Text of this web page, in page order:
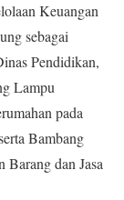
Keuangan
sebagai
Pendidikan,
Lampu
pada
Bambang
Barang dan Jasa